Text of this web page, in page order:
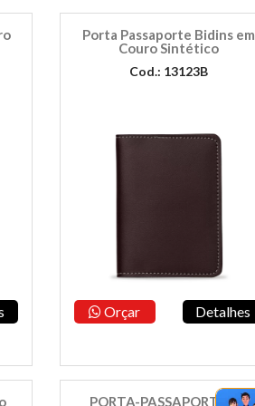
Porta Passaporte Bidins em
Couro Sintético
Cod.: 13123B
Orçar Detalhes
PORTA-PASSAPORTE PU